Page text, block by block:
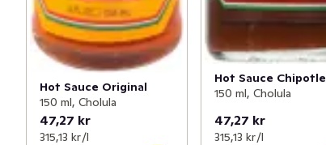
Hot Sauce Original
150 ml, Cholula
47,27 kr
315,13 kr /l
Hot Sauce Chipotle
150 ml, Cholula
47,27 kr
315,13 kr /l